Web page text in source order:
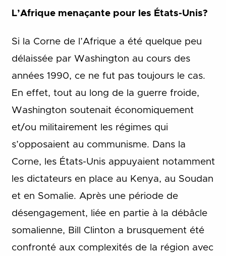
L’Afrique menaçante pour les États-Unis?
Si la Corne de l’Afrique a été quelque peu
délaissée par Washington au cours des
années 1990, ce ne fut pas toujours le cas.
En effet, tout au long de la guerre froide,
Washington soutenait économiquement
et/ou militairement les régimes qui
s’opposaient au communisme. Dans la
Corne, les États-Unis appuyaient notamment
les dictateurs en place au Kenya, au Soudan
et en Somalie. Après une période de
désengagement, liée en partie à la débâcle
somalienne, Bill Clinton a brusquement été
confronté aux complexités de la région avec